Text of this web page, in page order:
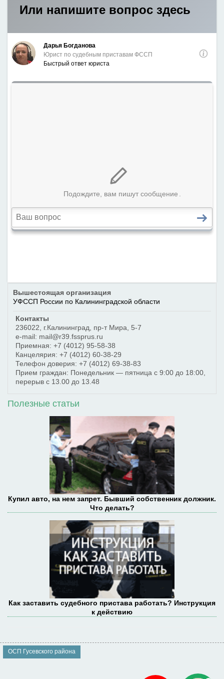
Вышестоящая организация
УФССП России по Калининградской области
Контакты
236022
г.Калининград
пр-т Мира, 5-7
e-mail: mail@r39.fssprus.ru
Приемная: +7 (4012) 95-58-38
Канцелярия: +7 (4012) 60-38-29
Телефон доверия: +7 (4012) 69-38-83
Прием граждан: Понедельник — пятница с 9:00 до 18:00,
перерыв с 13.00 до 13.48
Полезные статьи
Купил авто, на нем запрет. Бывший собственник должник.
Что делать?
Как заставить судебного пристава работать? Инструкция
к действию
ОСП Гусевского района